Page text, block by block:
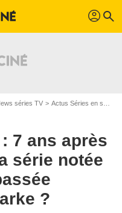
profil search
séries TV Actus Séries en streaming
7 ans après
série notée
?